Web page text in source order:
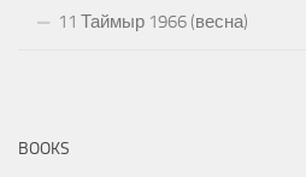
11 Таймыр 1966 (весна)
BOOKS